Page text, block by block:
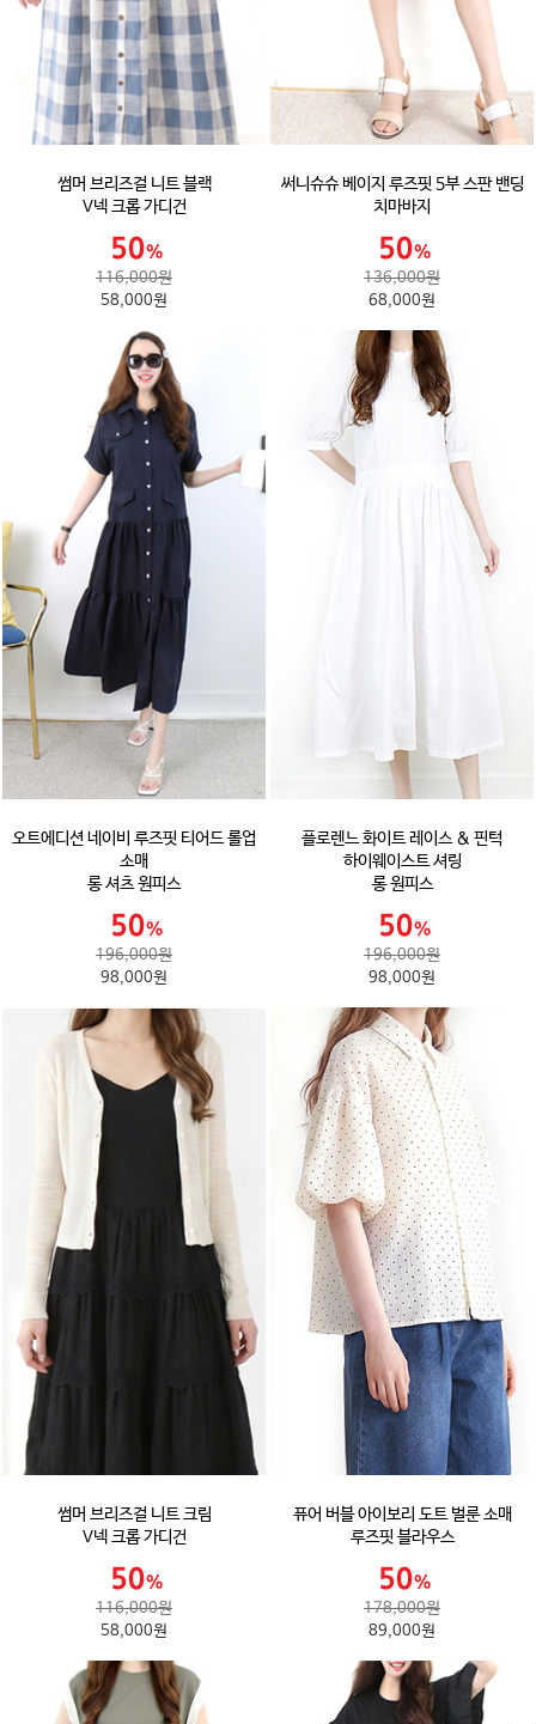
썸머 브리즈걸 니트 블랙
V넥 크롭 가디건
116,000원
58,000원
써니슈슈 베이지 루즈핏 5부 스판 밴딩
치마바지
136,000원
68,000원
오트에디션 네이비 루즈핏 티어드 롤업
소매
롱 셔츠 원피스
196,000원
98,000원
플로렌느 화이트 레이스 & 핀턱
하이웨이스트 셔링
롱 원피스
196,000원
98,000원
썸머 브리즈걸 니트 크림
V넥 크롭 가디건
116,000원
58,000원
퓨어 버블 아이보리 도트 벌룬 소매
루즈핏 블라우스
178,000원
89,000원